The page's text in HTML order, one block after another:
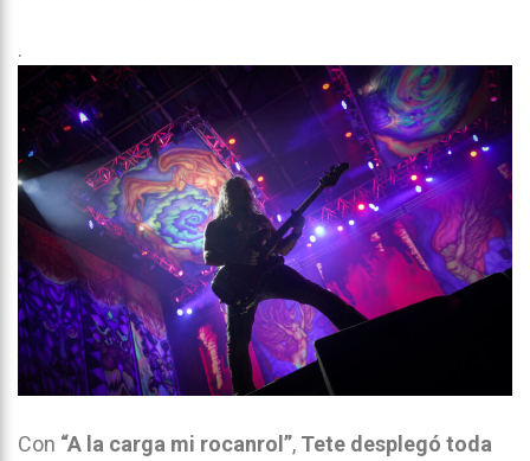
.
Con “A la carga mi rocanrol”, Tete desplegó toda